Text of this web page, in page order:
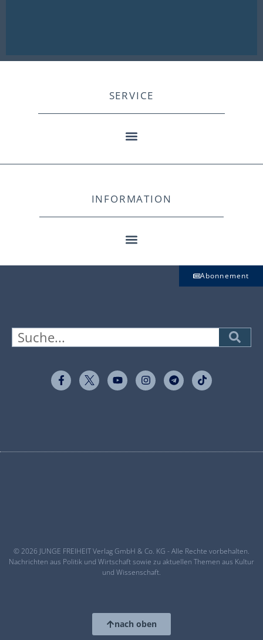
SERVICE
INFORMATION
Abonnement
© 2026 JUNGE FREIHEIT Verlag GmbH & Co. KG - Alle Rechte vorbehalten.
Nachrichten aus Politik und Wirtschaft sowie zu aktuellen Themen aus Kultur
und Wissenschaft.
nach oben